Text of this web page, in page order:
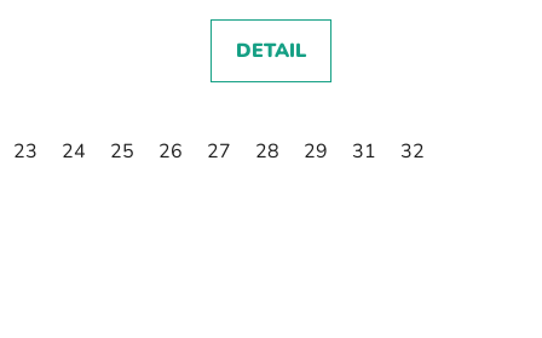
DETAIL
23 24 25 26 27 28 29 31 32